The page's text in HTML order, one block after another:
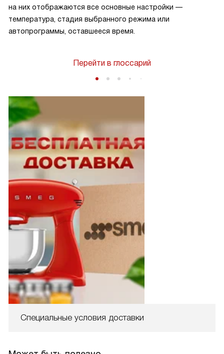
на них отображаются все основные настройки —
температура, стадия выбранного режима или
автопрограммы, оставшееся время.
Перейти в глоссарий
Специальные условия доставки